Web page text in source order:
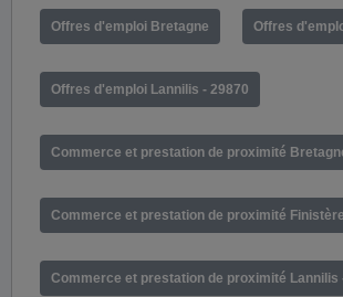
Offres d'emploi Bretagne Offres
Offres d'emploi Lannilis - 29870
Commerce et prestation de proximité
Commerce et prestation de proximité Finistère
Commerce et prestation de proximité Lannilis